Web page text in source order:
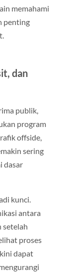
memahami
penting
dan
publik,
program
offside,
sering
dasar
kunci.
antara
setelah
proses
dapat